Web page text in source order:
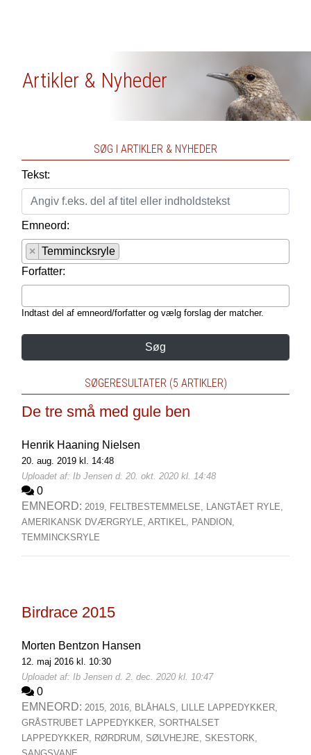
Artikler & Nyheder
SØG I ARTIKLER & NYHEDER
Tekst:
Emneord:
× Temmincksryle
Forfatter:
Indtast del af emneord/forfatter og vælg forslag der matcher.
Søg
SØGERESULTATER (5 ARTIKLER)
De tre små med gule ben
Henrik Haaning Nielsen
20. aug. 2019 kl. 14:48
Uploadet af: Ib Jensen d. 20. okt. 2020 kl. 14:48
0
EMNEORD: 2019, FELTBESTEMMELSE, LANGTÅET RYLE,
AMERIKANSK DVÆRGRYLE, ARTIKEL, PANDION,
TEMMINCKSRYLE
Birdrace 2015
Morten Bentzon Hansen
12. maj 2016 kl. 10:30
Uploadet af: Ib Jensen d. 2. dec. 2020 kl. 10:47
0
EMNEORD: 2015, 2016, BLÅHALS, LILLE LAPPEDYKKER,
GRÅSTRUBET LAPPEDYKKER, SORTHALSET
LAPPEDYKKER, RØRDRUM, SØLVHEJRE, SKESTORK,